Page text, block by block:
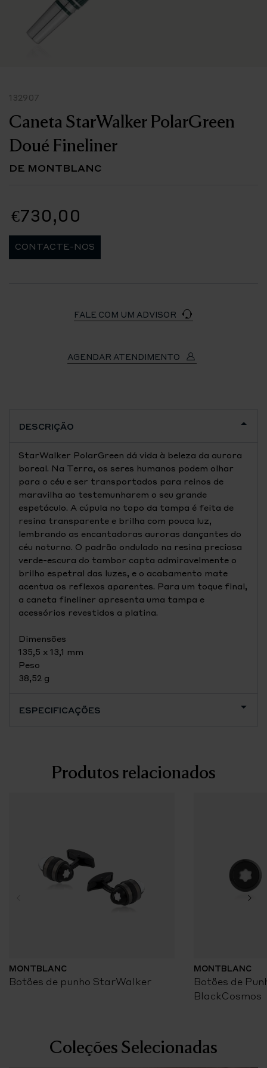
132907
Caneta StarWalker PolarGreen
Doué Fineliner
DE MONTBLANC
€730,00
CONTACTE-NOS
FALE COM UM ADVISOR
AGENDAR ATENDIMENTO
DESCRIÇÃO
StarWalker PolarGreen dá vida à beleza da aurora
boreal. Na Terra, os seres humanos podem olhar
para o céu e ser transportados para reinos de
maravilha ao testemunharem o seu grande
espetáculo. A cúpula no topo da tampa é feita de
resina transparente e brilha com pouca luz,
lembrando as encantadoras auroras dançantes do
céu noturno. O padrão ondulado na resina preciosa
verde-escura do tambor capta admiravelmente o
brilho espetral das luzes, e o acabamento mate
acentua os reflexos aparentes. Para um toque final,
a caneta fineliner apresenta uma tampa e
acessórios revestidos a platina.
Dimensões
135,5 x 13,1 mm
Peso
38,52 g
ESPECIFICAÇÕES
Produtos relacionados
MONTBLANC
Botões de punho StarWalker
MONTBLANC
Botões de
BlackCosmos
Coleções Selecionadas